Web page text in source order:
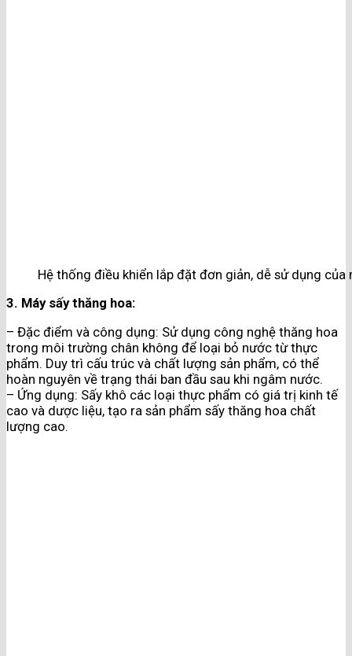
Hệ thống điều khiển lắp đặt đơn giản, dễ sử dụng của
3. Máy sấy thăng hoa:
– Đặc điểm và công dụng: Sử dụng công nghệ thăng hoa
trong môi trường chân không để loại bỏ nước từ thực
phẩm. Duy trì cấu trúc và chất lượng sản phẩm, có thể
hoàn nguyên về trạng thái ban đầu sau khi ngâm nước.
– Ứng dụng: Sấy khô các loại thực phẩm có giá trị kinh tế
cao và dược liệu, tạo ra sản phẩm sấy thăng hoa chất
lượng cao.